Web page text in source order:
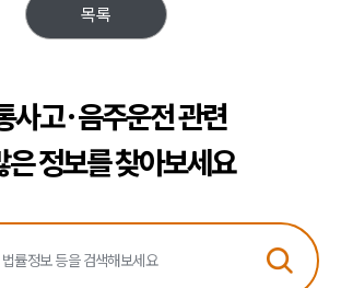
목록
사고·음주운전 관련
은 정보를 찾아보세요